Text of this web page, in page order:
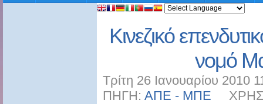
Κινεζικό
νομό
Τρίτη 26 Ιανουαρίου 2010
ΠΗΓΗ: ΑΠΕ - ΜΠΕ